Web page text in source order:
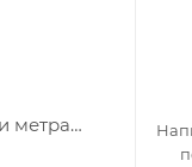
метра